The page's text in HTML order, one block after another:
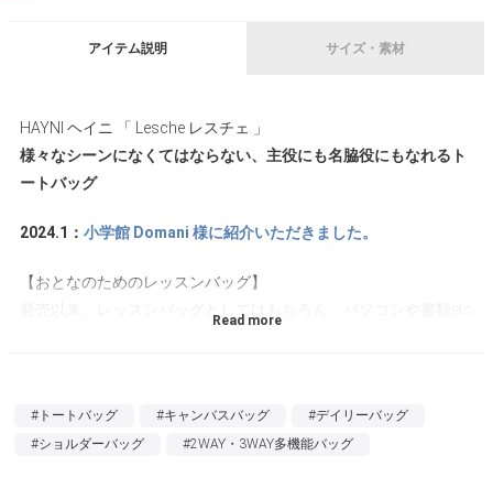
アイテム説明 サイズ・素材
HAYNI ヘイニ 「 Lesche レスチェ 」
様々なシーンになくてはならない、主役にも名脇役にもなれるト
ートバッグ
2024.1： 小学館 Domani 様に紹介いただきました。
【おとなのためのレッスンバッグ】
#トートバッグ #キャンバスバッグ
#デイリーバッグ
#ショルダーバッグ
#2WAY・3WAY多機能バッグ